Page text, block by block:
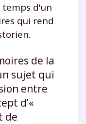
temps d'un
qui rend
de la
sujet qui
entre
d’«
de